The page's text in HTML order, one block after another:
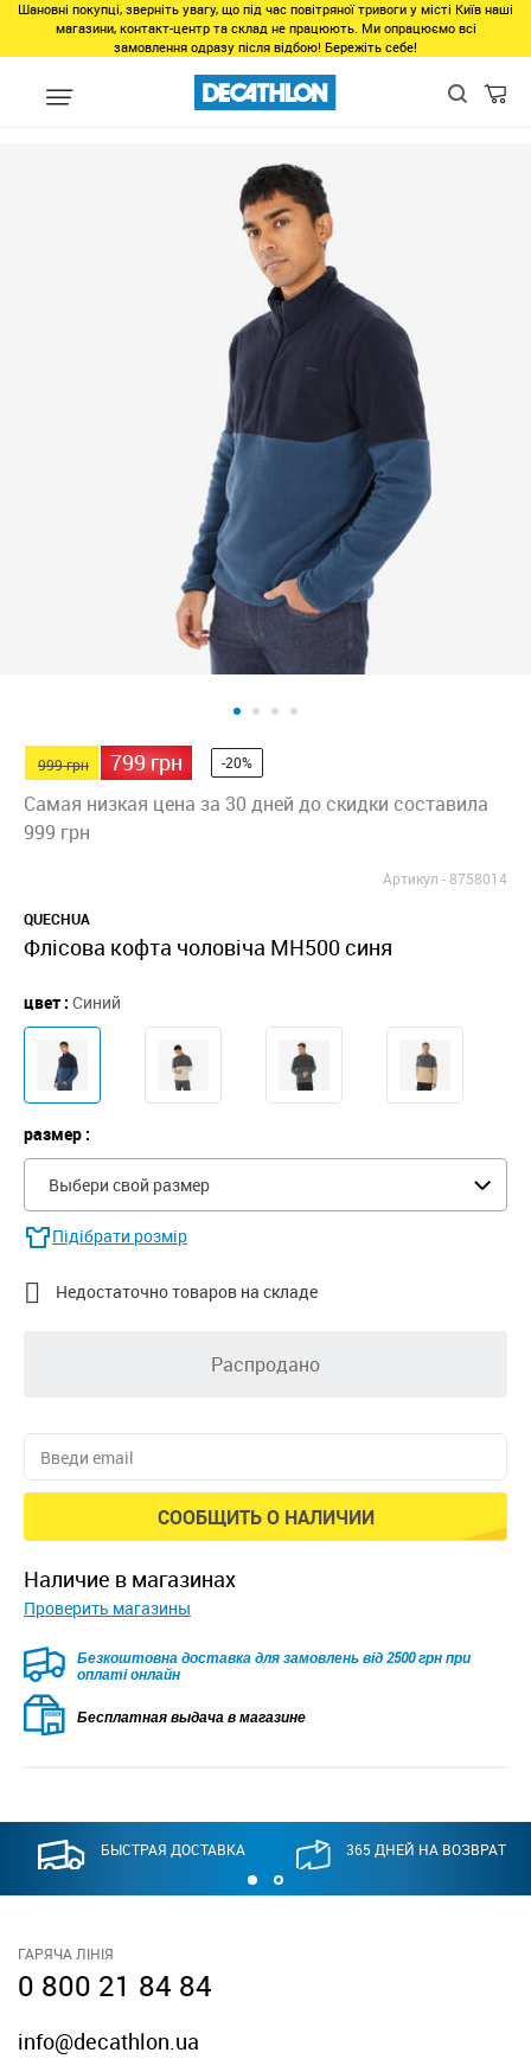
Шановні покупці, зверніть увагу, що під час повітряної тривоги у місті Київ наші
магазини, контакт-центр та склад не працюють. Ми опрацюємо всі
замовлення одразу після відбою! Бережіть себе!
Виды спорта Зимний спорт Сноубординг Одежда для
999 грн 799 грн -20%
Самая низкая цена за 30 дней до скидки составила
999 грн
Артикул -8758014
QUECHUA
Флісова кофта чоловіча MH500 синя
цвет : Синий
размер :
Выбери свой размер
Підібрати розмір
 Недостаточно товаров на складе
Распродано
СООБЩИТЬ О НАЛИЧИИ
наличие в магазинах
Проверить магазины
Безкоштовна доставка для замовлень від 2500 грн при
оплаті онлайн
Бесплатная выдача в магазине
БЫСТРАЯ ДОСТАВКА 365 ДНЕЙ НА ВОЗВРАТ
ГАРЯЧА ЛІНІЯ
0 800 21 84 84
info@decathlon.ua